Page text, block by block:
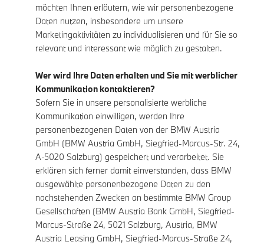
möchten Ihnen erläutern, wie wir personenbezogene
Daten nutzen, insbesondere um unsere
Marketingaktivitäten zu individualisieren und für Sie so
relevant und interessant wie möglich zu gestalten.
Wer wird Ihre Daten erhalten und Sie mit werblicher
Kommunikation kontaktieren?
Sofern Sie in unsere personalisierte werbliche
Kommunikation einwilligen, werden Ihre
personenbezogenen Daten von der BMW Austria
GmbH (BMW Austria GmbH, Siegfried-Marcus-Str. 24,
A-5020 Salzburg) gespeichert und verarbeitet. Sie
erklären sich ferner damit einverstanden, dass BMW
ausgewählte personenbezogene Daten zu den
nachstehenden Zwecken an bestimmte BMW Group
Gesellschaften (BMW Austria Bank GmbH, Siegfried-
Marcus-Straße 24, 5021 Salzburg, Austria, BMW
Austria Leasing GmbH, Siegfried-Marcus-Straße 24,